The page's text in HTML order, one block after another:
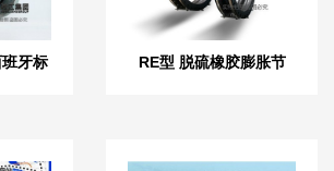
牙标
RE型 脱硫橡胶膨胀节